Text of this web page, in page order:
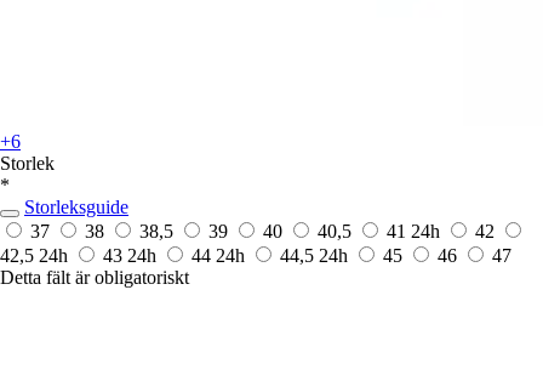
+6
Storlek
*
Storleksguide
37
38 38,5 39 40 40,5 41 24h
42
42,5 24h 43 24h 44 24h 44,5 24h 45 46
47
Detta fält är obligatoriskt